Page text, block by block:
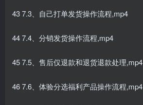
43 7.3、自己打单发货操作流程,mp4
44 7.4、分销发货操作流程,mp4
45 7.5、售后仅退款和退货退款处理,mp4
46 7.6、体验分选福利产品操作流程,mp4